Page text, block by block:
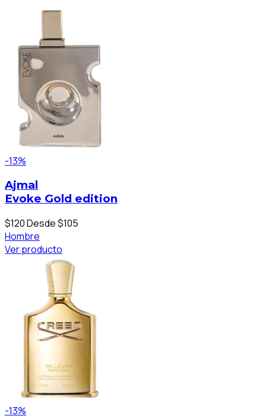
-13%
Ajmal
Evoke Gold edition
$120Desde $105
Hombre
Ver producto
-13%